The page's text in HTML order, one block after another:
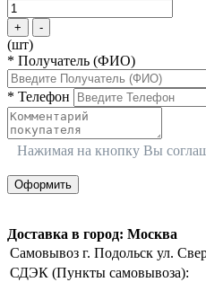
+ -
(шт)
* Получатель (ФИО)
* Телефон
Нажимая на кнопку Вы
Оформить
Доставка в город: Москва
Самовывоз г. Подольск ул.
СДЭК (Пункты самовывоза):